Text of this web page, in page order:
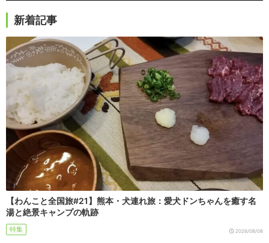
新着記事
【わんこと全国旅#21】熊本・犬連れ旅：愛犬ドンちゃんを癒す名
湯と絶景キャンプの軌跡
特集 2026/08/08